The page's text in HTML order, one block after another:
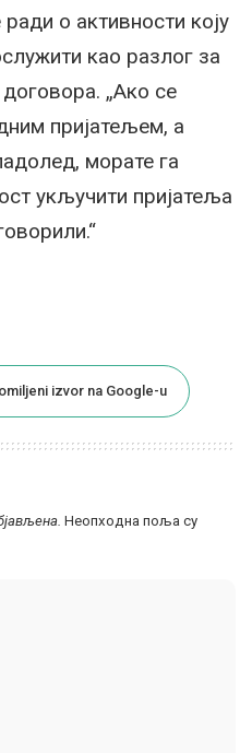
о активности коју
као разлог за
„Ако се
пријатељем, а
морате га
укључити пријатеља
izvor na Google-u
Неопходна поља су